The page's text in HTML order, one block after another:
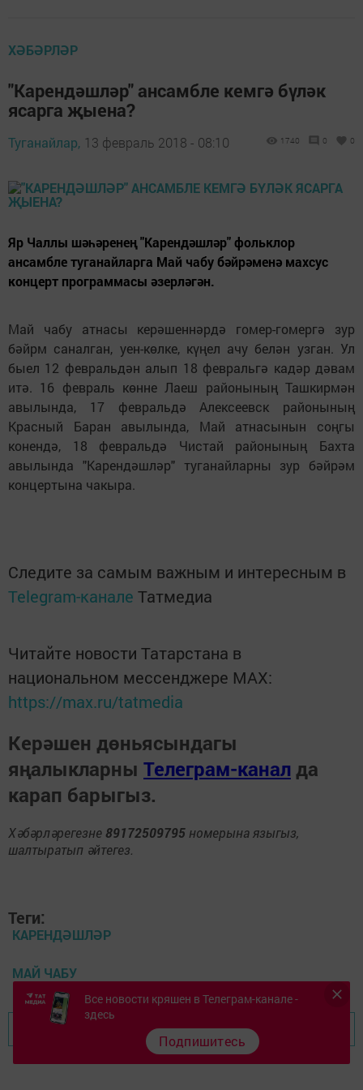
ХӘБӘРЛӘР
"Карендәшләр" ансамбле кемгә бүләк
ясарга җыена?
Туганайлар, 13 февраль 2018 - 08:10 1740 0 0
Яр Чаллы шәһәренең "Карендәшләр" фольклор
ансамбле туганайларга Май чабу бәйрәменә махсус
концерт программасы әзерләгән.
Май чабу атнасы керәшеннәрдә гомер-гомергә зур
бәйрм саналган, уен-көлке, күңел ачу белән узган. Ул
быел 12 февральдән алып 18 февральгә кадәр дәвам
итә. 16 февраль көнне Лаеш районының Ташкирмән
авылында, 17 февральдә Алексеевск районының
Красный Баран авылында, Май атнасынын соңгы
конендә, 18 февральдә Чистай районының Бахта
авылында "Карендәшләр" туганайларны зур бәйрәм
концертына чакыра.
Следите за самым важным и интересным в
Telegram-канале Татмедиа
Читайте новости Татарстана в
национальном мессенджере MАХ:
https://max.ru/tatmedia
Керәшен дөньясындагы
яңалыкларны Телеграм-канал да
карап барыгыз.
Хәбәрләрегезне 89172509795 номерына языгыз,
шалтыратып әйтегез.
Теги:
КАРЕНДӘШЛӘР
МАЙ ЧАБУ
Перейти на страницу новости
Все новости кряшен в Телеграм-канале -
здесь
Подпишитесь